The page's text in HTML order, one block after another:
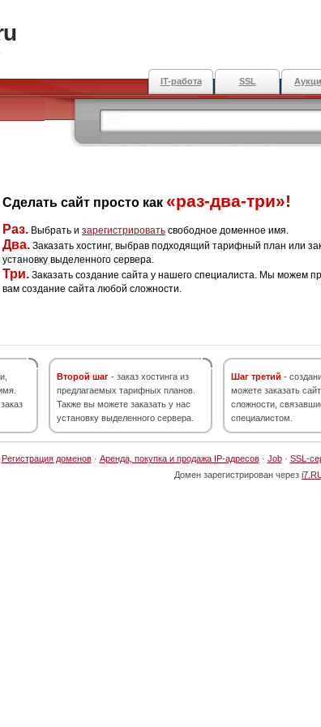
IT-работа SSL
Сделать сайт просто как «раз-два-три»!
Раз. Выбрать и зарегистрировать свободное доменное имя.
Два. Заказать хостинг, выбрав подходящий тарифный план или
установку выделенного сервера.
Три. Заказать создание сайта у нашего специалиста. Мы можем
вам создание сайта любой сложности.
Второй шаг - заказ хостинга из
предлагаемых тарифных планов.
Также вы можете заказать у нас
установку выделенного сервера.
Шаг третий -
можете заказать
сложности,
специалистом.
Регистрация доменов· Аренда, покупка и продажа IP-адресов· Job· SSL-
Домен зарегистрирован через